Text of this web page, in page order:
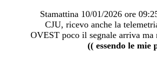
Stamattina 10/01/2026 ore
CJU, ricevo anche la
OVEST poco il segnale arriva
(( essendo le